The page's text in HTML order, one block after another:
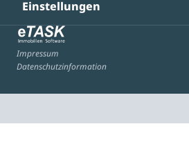
Einstellungen
Impressum
Datenschutzinformation